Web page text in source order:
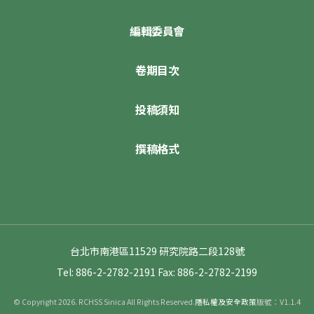
編輯委員會
卷期目次
投稿須知
撰稿格式
台北市南港區11529 研究院路二段128號
Tel: 886-2-2782-2191 Fax: 886-2-2782-2199
© Copyright 2026. RCHSS Sinica All Rights Reserved.隱私權及安全政策版號：V1.1.4